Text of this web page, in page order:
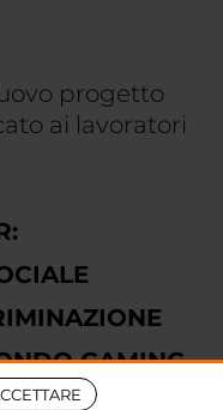
progetto
ai lavoratori
GAMING